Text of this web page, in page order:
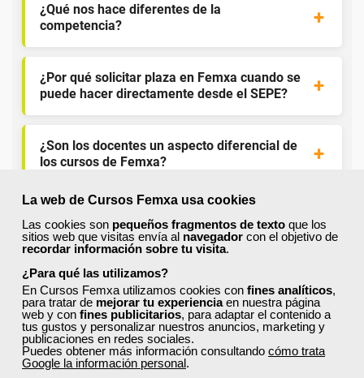
La web de Cursos Femxa usa cookies
Las cookies son pequeños fragmentos de texto que los
sitios web que visitas envía al navegador con el objetivo de
recordar información sobre tu visita.
¿Para qué las utilizamos?
En Cursos Femxa utilizamos cookies con fines analíticos,
para tratar de mejorar tu experienciaen nuestra página
web y con fines publicitarios, para adaptar el contenido a
tus gustos y personalizar nuestros anuncios, marketing y
publicaciones en redes sociales.
Puedes obtener más información consultando cómo trata
Google la información personal.
¿Qué nos hace diferentes de la
competencia?
¿Por qué solicitar plaza en Femxa cuando se
puede hacer directamente desde el SEPE?
¿Son los docentes un aspecto diferencial de
los cursos de Femxa?
temario actualizado?
¿Qué ofrece Femxa al alumno una vez
finaliza su formación?
¿Recibiré un certificado al finalizar un curso
gratuito?